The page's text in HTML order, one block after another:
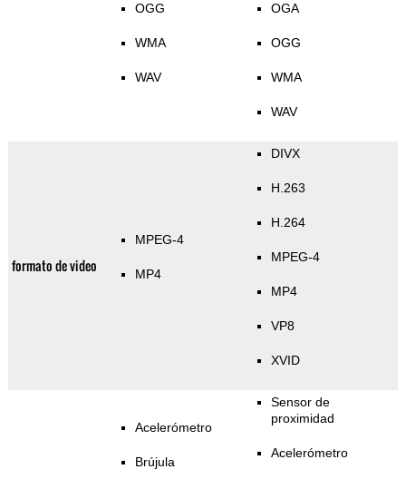
OGG
WMA
WAV
OGA
OGG
WMA
WAV
formato de video
MPEG-4
MP4
DIVX
H.263
H.264
MPEG-4
MP4
VP8
XVID
Acelerómetro
Brújula
Sensor de
proximidad
Acelerómetro